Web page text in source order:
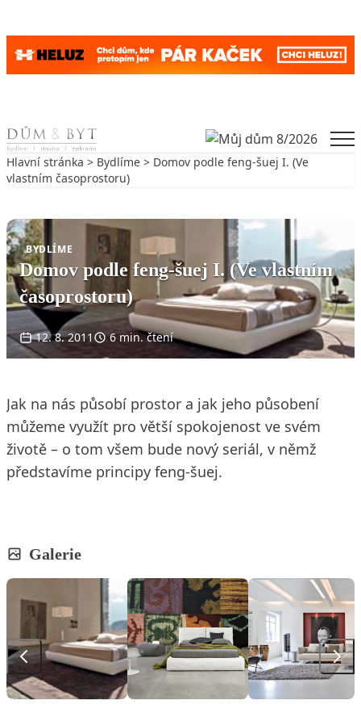
Skip to content
Hlavní stránka > Bydlíme > Domov podle feng-šuej I. (Ve
vlastním časoprostoru)
BYDLÍME
Domov podle feng-šuej I. (Ve vlastním
časoprostoru)
12. 8. 2011 6 min. čtení
Jak na nás působí prostor a jak jeho působení
můžeme využít pro větší spokojenost ve svém
životě – o tom všem bude nový seriál, v němž
představíme principy feng-šuej.
Galerie